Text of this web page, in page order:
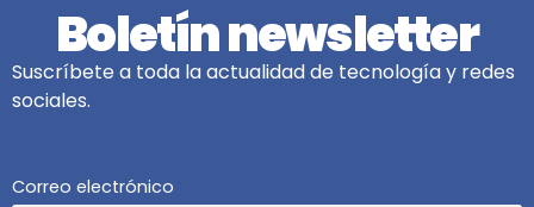
Boletín newsletter
Suscríbete a toda la actualidad de tecnología y redes
sociales.
Correo electrónico